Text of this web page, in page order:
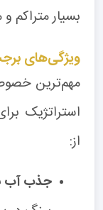
بسیار متراکم و
ویژگی‌های
مهم‌ترین
استراتژیک
از:
جذب آب